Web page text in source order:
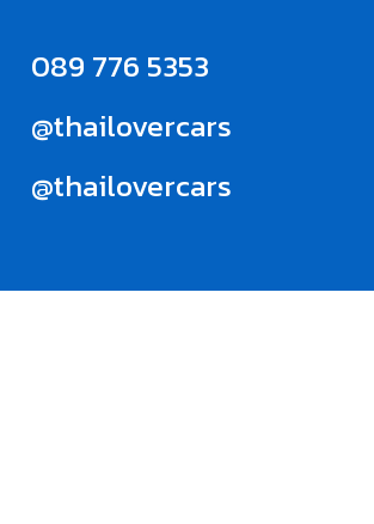
089 776 5353
@thailovercars
@thailovercars